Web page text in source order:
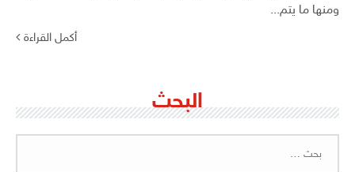
ومنها ما يتم...
أكمل القراءة
البحث